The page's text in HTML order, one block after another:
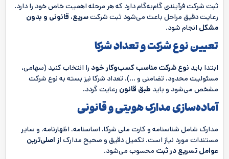
ثبت شرکت فرآیندی گام‌به‌گام دارد که هر مرحله اهمیت خاص خود را دارد.
رعایت دقیق مراحل باعث می‌شود ثبت شرکتسریع، قانونی و بدون
مشکل انجام شود.
تعیین نوع شرکت و تعداد شرکا
ابتدا باید نوع شرکت مناسب کسب‌وکار خود را انتخاب کنید (سهامی،
مسئولیت محدود، تضامنی و …). تعداد شرکا نیز بسته به نوع شرکت
مشخص می‌شود و باید طبق قانون رعایت گردد.
آماده‌سازی مدارک هویتی و قانونی
مدارک شامل شناسنامه و کارت ملی شرکا، اساسنامه، اظهارنامه، و سایر
مستندات مورد نیاز است. تکمیل دقیق و صحیح مدارک از اصلی‌ترین
عوامل تسریع در ثبت محسوب می‌شود.